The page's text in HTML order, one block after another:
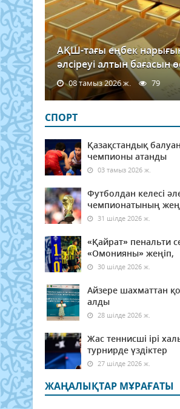
АҚШ-тағы еңбек
әлсіреуі алтын бағасын
08 тамыз 2026 ж. 79
СПОРТ
Қазақстандық
чемпионы атанды
03 тамыз 2026 ж.
Футболдан келесі
чемпионатының
31 шілде 2026 ж.
«Қайрат» пенальти
«Омонияны» жеңіп,
30 шілде 2026 ж.
Айзере шахматтан
алды
28 шілде 2026 ж.
Жас теннисші ірі
турнирде үздіктер
27 шілде 2026 ж.
ЖАҢАЛЫҚТАР МҰРАҒАТЫ